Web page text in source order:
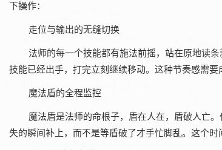
下操作：
走位与输出的无缝切换‌
法师的每一个技能都有施法前摇，站在原地读
技能已经出手，打完立刻继续移动。这种节奏感需要
魔法盾的全程监控‌
魔法盾是法师的命根子，盾在人在，盾破人亡
失的瞬间补上，而不是等盾破了才手忙脚乱。这个时